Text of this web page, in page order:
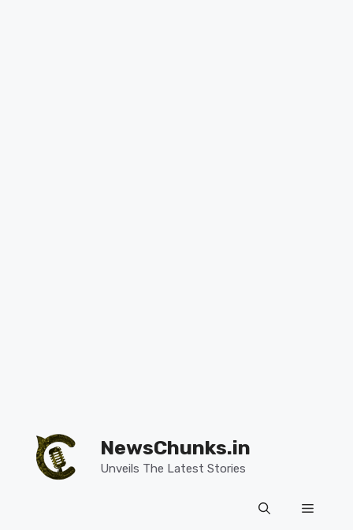
content
NewsChunks.in
Unveils The Latest Stories
Menu